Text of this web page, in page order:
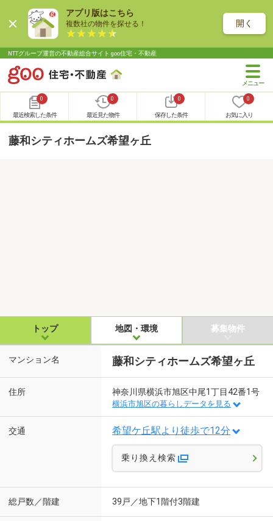
アプリ版はこちら
複数社の物件を探せる！ 開く
NTTグループ運営の不動産総合サイト goo住宅・不動産
0
最近検索した条件
0
最近見た物件
0
保存した条件
0
お気に入り
藤和シティホームズ希望ヶ丘
トップ 地図・環境 募集物件
マンション名 藤和シティホームズ希望ヶ丘
住所 神奈川県横浜市旭区中尾1丁目42番1号
横浜市旭区の暮らしデータを見る
交通 希望ケ丘駅より徒歩で12分
乗り換え検索
総戸数／階建 39戸／地下1階付3階建